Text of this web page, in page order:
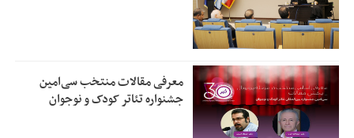
معرفی مقالات منتخب سی‌امین
جشنواره تئاتر کودک و نوجوان